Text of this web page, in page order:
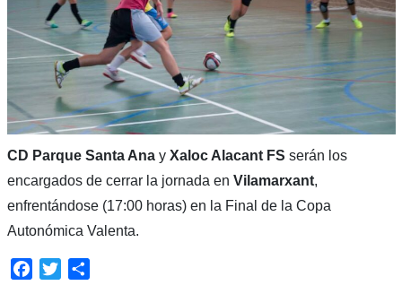
CD Parque Santa Ana yXaloc Alacant FS serán los
encargados de cerrar la jornada en Vilamarxant,
enfrentándose (17:00 horas) en la Final de la Copa
Autonómica Valenta.
Facebook
Twitter